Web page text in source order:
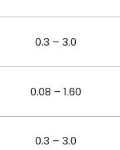
0.3 – 3.0
0.08 – 1.60
0.3 – 3.0